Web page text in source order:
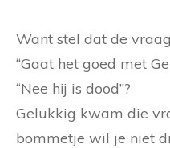
Want stel dat de
“Gaat het goed met
“Nee hij is dood”?
Gelukkig kwam die
bommetje wil je niet